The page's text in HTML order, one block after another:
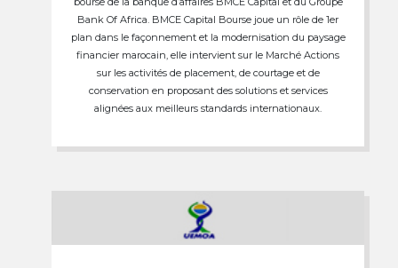
Bank Of Africa. BMCE Capital Bourse joue un rôle de 1er
plan dans le façonnement et la modernisation du paysage
financier marocain, elle intervient sur le Marché Actions
sur les activités de placement, de courtage et de
conservation en proposant des solutions et services
alignées aux meilleurs standards internationaux.